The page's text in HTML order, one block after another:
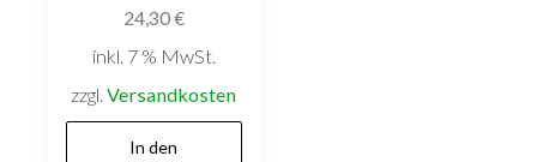
24,30€
inkl. 7 % MwSt.
zzgl.Versandkosten
In den